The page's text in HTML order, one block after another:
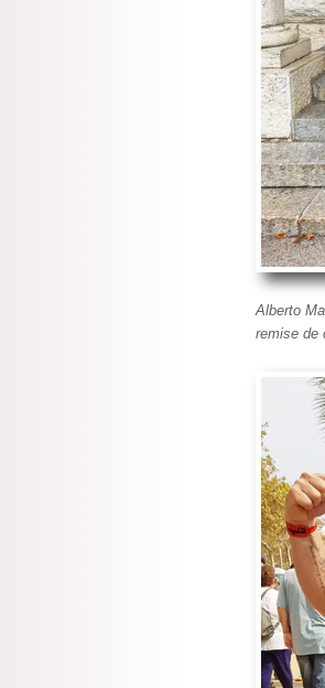
Alberto
remise de